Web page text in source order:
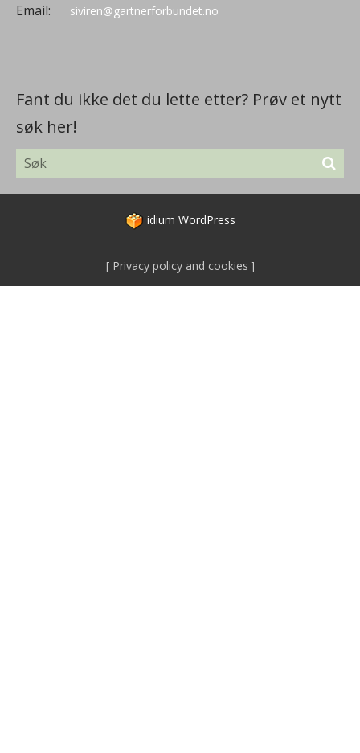
Email: siviren@gartnerforbundet.no
Fant du ikke det du lette etter? Prøv et nytt
søk her!
idium WordPress
Privacy policy and cookies